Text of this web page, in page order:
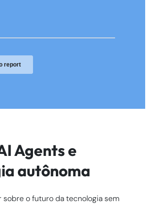
Agents e
autônoma
sobre o futuro da tecnologia sem